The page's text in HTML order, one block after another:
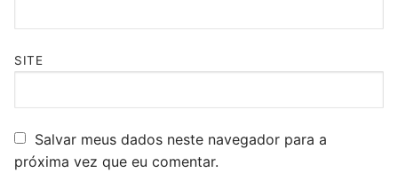
SITE
Salvar meus dados neste navegador para a
próxima vez que eu comentar.